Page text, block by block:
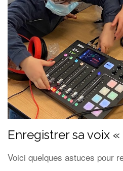
Enregistrer sa voix
Voici quelques astuces pour